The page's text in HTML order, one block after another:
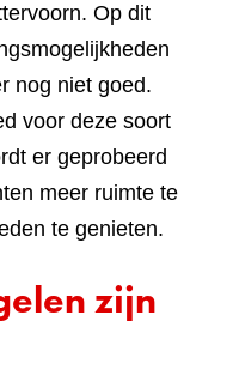
Op dit
nog niet goed.
voor deze soort
er geprobeerd
meer ruimte te
te genieten.
zijn